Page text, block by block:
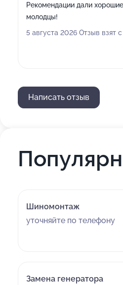
Рекомендации дали
молодцы!
5 августа 2026 Отзыв взят
Написать отзыв
Шиномонтаж
уточняйте по телефону
Замена генератора